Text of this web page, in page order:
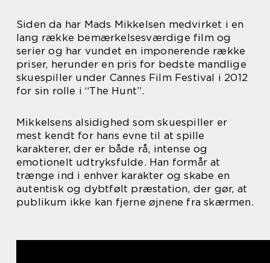
Siden da har Mads Mikkelsen medvirket i en
lang række bemærkelsesværdige film og
serier og har vundet en imponerende række
priser, herunder en pris for bedste mandlige
skuespiller under Cannes Film Festival i 2012
for sin rolle i “The Hunt”.
Mikkelsens alsidighed som skuespiller er
mest kendt for hans evne til at spille
karakterer, der er både rå, intense og
emotionelt udtryksfulde. Han formår at
trænge ind i enhver karakter og skabe en
autentisk og dybtfølt præstation, der gør, at
publikum ikke kan fjerne øjnene fra skærmen.